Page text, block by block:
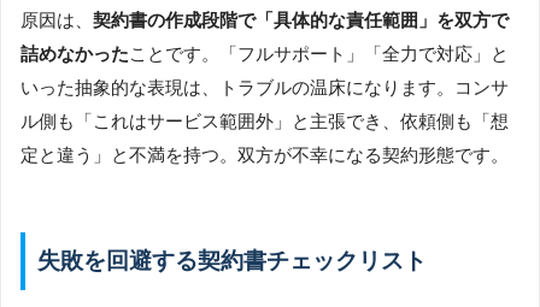
原因は、 契約書の作成段階で「具体的な責任範囲」を双方で
詰めなかったことです。「フルサポート」「全力で対応」と
いった抽象的な表現は、トラブルの温床になります。コンサ
ル側も「これはサービス範囲外」と主張でき、依頼側も「想
定と違う」と不満を持つ。双方が不幸になる契約形態です。
失敗を回避する契約書チェックリスト